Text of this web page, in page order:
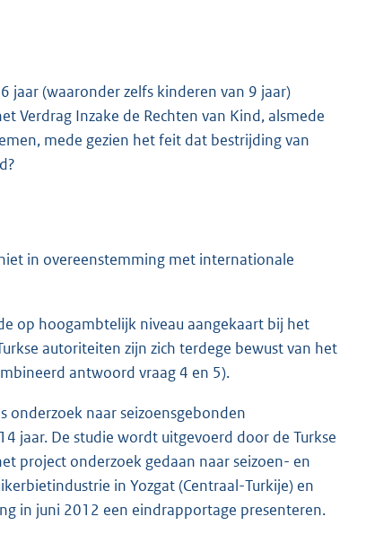
jaar (waaronder zelfs kinderen van 9 jaar)
Verdrag Inzake de Rechten van Kind, alsmede
mede gezien het feit dat bestrijding van
in overeenstemming met internationale
op hoogambtelijk niveau aangekaart bij het
autoriteiten zijn zich terdege bewust van het
antwoord vraag 4 en 5).
onderzoek naar seizoensgebonden
jaar. De studie wordt uitgevoerd door de Turkse
project onderzoek gedaan naar seizoen- en
in Yozgat (Centraal-Turkije) en
in juni 2012 een eindrapportage presenteren.